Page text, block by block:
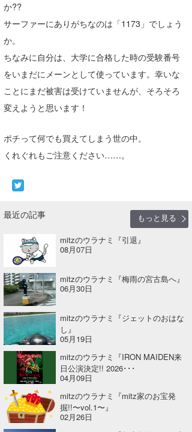
か??
サーファーにありがちなのは「1173」でしょう
か。
ちなみに自分は、大学に合格した時の受験番号
をいまだにメーンとして使っています。幸いな
ことにまだ被害は受けていませんが、そろそろ
変えようと思います！
ポチって何でも買えてしまう世の中。
くれぐれもご注意ください……。
最近の記事
もっと見る
mitzのウラナミ『引退』
08月07日
mitzのウラナミ『梅雨の宮古島へ』
06月30日
mitzのウラナミ『ジェットのおはな
し』
05月19日
mitzのウラナミ『IRON MAIDEN来
日公演決定!! 2026･･･
04月09日
mitzのウラナミ『mitz家のお宝発
掘!!〜vol.1〜』
02月26日
S.K
Soulman
VAGY
YUKI☆
三輪予報士
小川予報士
上田純子
上條将美
唐澤予報士
SancheZ
ゴン
米山予報士